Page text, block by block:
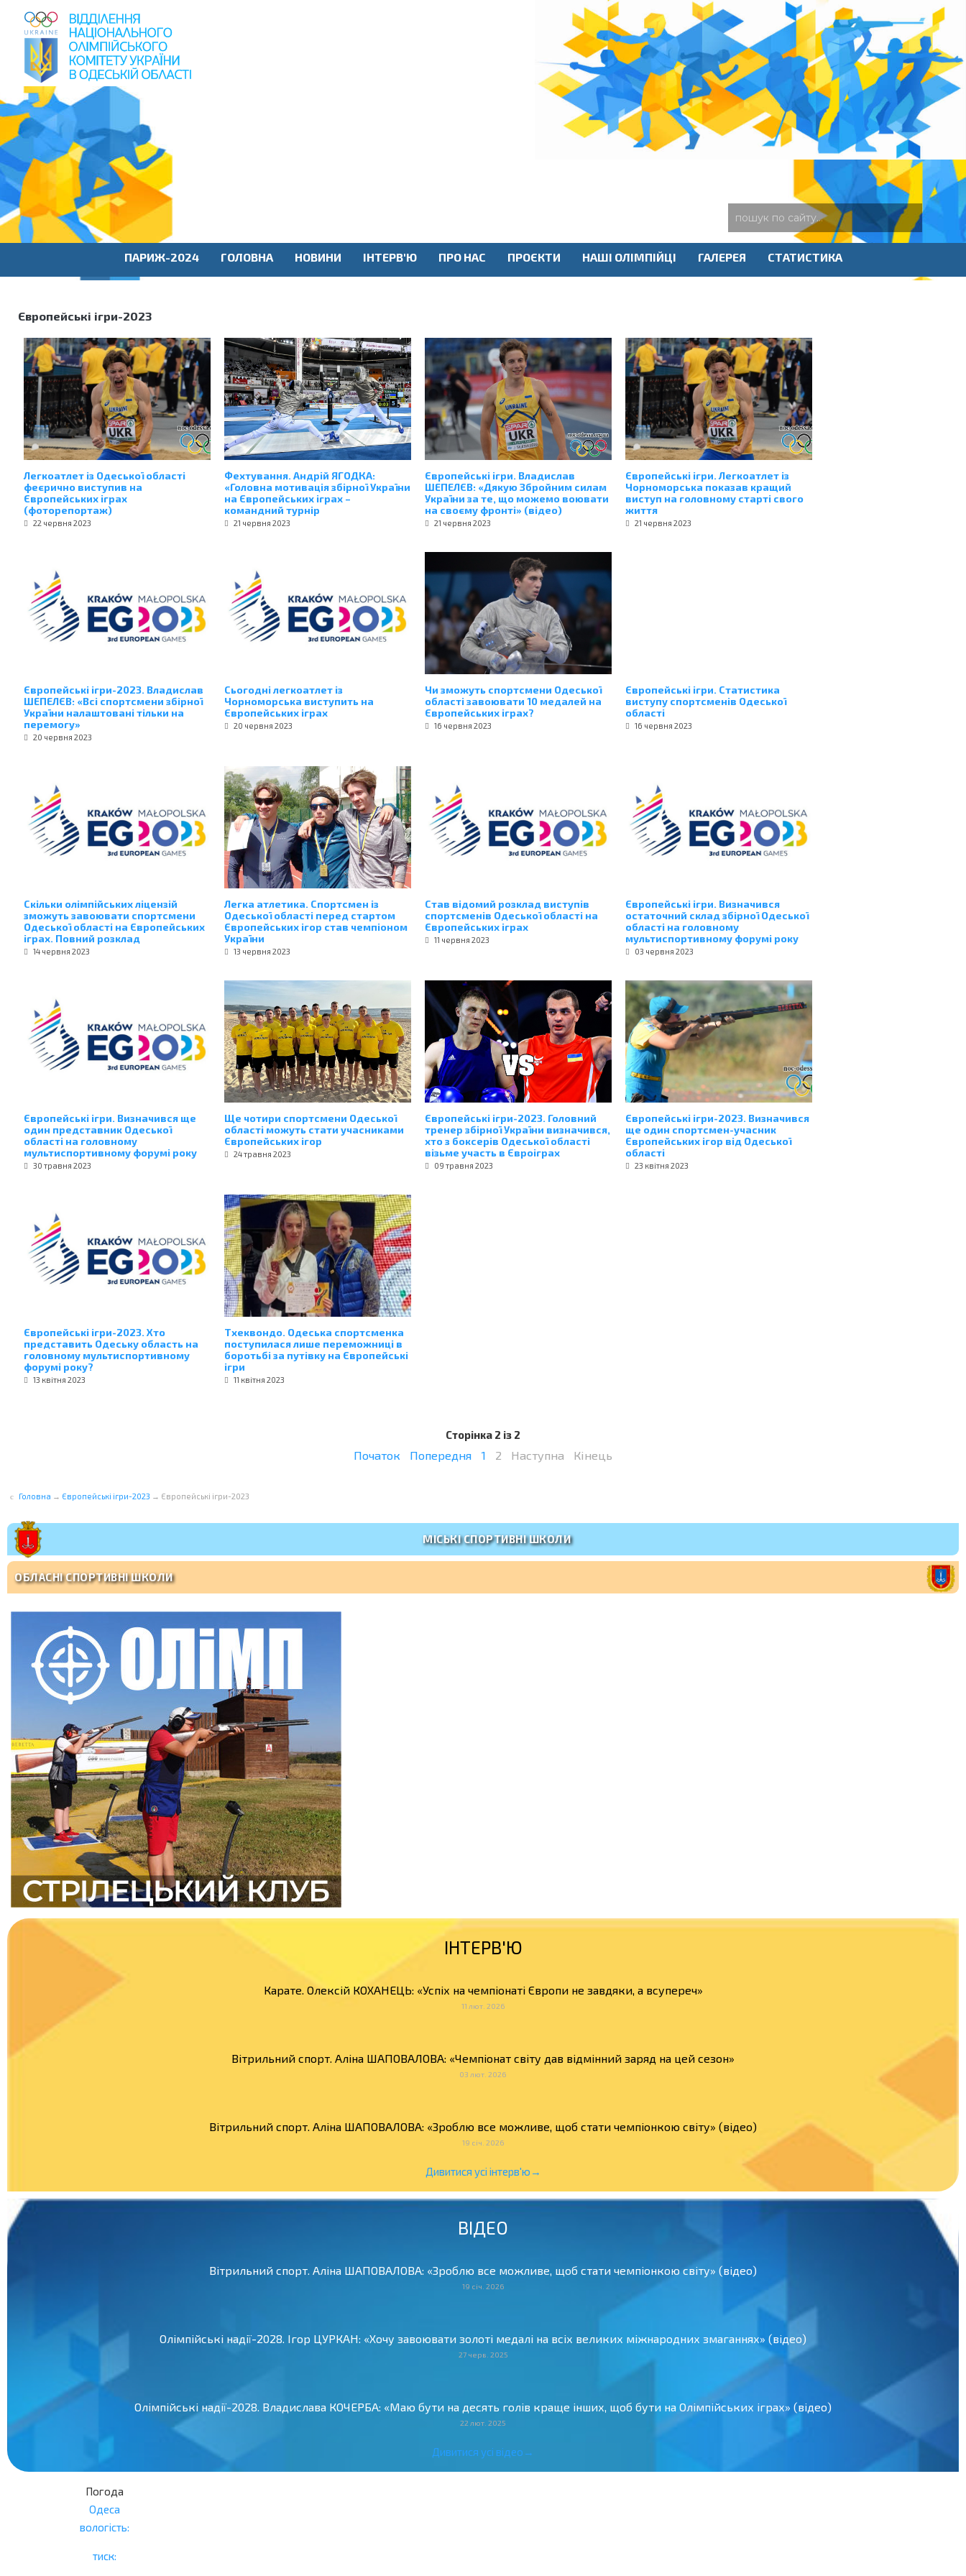
пошук
по
сайту
ПАРИЖ-2024 ГОЛОВНА НОВИНИ ІНТЕРВ'Ю ПРО НАС ПРОЄКТИ НАШІ ОЛІМПІЙЦІ ГАЛЕРЕЯ СТАТИСТИКА
Європейські ігри-2023
Легкоатлет із Одеської області
феєрично виступив на
Європейських іграх
(фоторепортаж)
22 червня 2023
Фехтування. Андрій ЯГОДКА:
«Головна мотивація збірної України
на Європейських іграх –
командний турнір
21 червня 2023
Європейські ігри. Владислав
ШЕПЕЛЄВ: «Дякую Збройним силам
України за те, що можемо воювати
на своєму фронті» (відео)
21 червня 2023
Європейські ігри. Легкоатлет із
Чорноморська показав кращий
виступ на головному старті свого
життя
21 червня 2023
Європейські ігри-2023. Владислав
ШЕПЕЛЄВ: «Всі спортсмени збірної
України налаштовані тільки на
перемогу»
20 червня 2023
Сьогодні легкоатлет із
Чорноморська виступить на
Європейських іграх
20 червня 2023
Чи зможуть спортсмени Одеської
області завоювати 10 медалей на
Європейських іграх?
16 червня 2023
Європейські ігри. Статистика
виступу спортсменів Одеської
області
16 червня 2023
Скільки олімпійських ліцензій
зможуть завоювати спортсмени
Одеської області на Європейських
іграх. Повний розклад
14 червня 2023
Легка атлетика. Спортсмен із
Одеської області перед стартом
Європейських ігор став чемпіоном
України
13 червня 2023
Став відомий розклад виступів
спортсменів Одеської області на
Європейських іграх
11 червня 2023
Європейські ігри. Визначився
остаточний склад збірної Одеської
області на головному
мультиспортивному форумі року
03 червня 2023
Європейські ігри. Визначився ще
один представник Одеської
області на головному
мультиспортивному форумі року
30 травня 2023
Ще чотири спортсмени Одеської
області можуть стати учасниками
Європейських ігор
24 травня 2023
Європейські ігри-2023. Головний
тренер збірної України визначився,
хто з боксерів Одеської області
візьме участь в Євроіграх
09 травня 2023
Європейські ігри-2023. Визначився
ще один спортсмен-учасник
Європейських ігор від Одеської
області
23 квітня 2023
Європейські ігри-2023. Хто
представить Одеську область на
головному мультиспортивному
форумі року?
13 квітня 2023
Тхеквондо. Одеська спортсменка
поступилася лише переможниці в
боротьбі за путівку на Європейські
ігри
11 квітня 2023
Сторінка 2 із 2
Початок Попередня 1 2 Наступна Кінець
Головна → Європейські ігри-2023 → Європейські ігри-2023
МІСЬКІ СПОРТИВНІ ШКОЛИ
ОБЛАСНІ СПОРТИВНІ ШКОЛИ
ІНТЕРВ'Ю
Карате. Олексій КОХАНЕЦЬ: «Успіх на чемпіонаті Європи не завдяки, а всупереч»
11 лют. 2026
Вітрильний спорт. Аліна ШАПОВАЛОВА: «Чемпіонат світу дав відмінний заряд на цей сезон»
03 лют. 2026
Вітрильний спорт. Аліна ШАПОВАЛОВА: «Зроблю все можливе, щоб стати чемпіонкою світу» (відео)
19 січ. 2026
Дивитися усі інтерв'ю→
ВІДЕО
Вітрильний спорт. Аліна ШАПОВАЛОВА: «Зроблю все можливе, щоб стати чемпіонкою світу» (відео)
19 січ. 2026
Олімпійські надії-2028. Ігор ЦУРКАН: «Хочу завоювати золоті медалі на всіх великих міжнародних змаганнях» (відео)
27 черв. 2025
Олімпійські надії-2028. Владислава КОЧЕРБА: «Маю бути на десять голів краще інших, щоб бути на Олімпійських іграх» (відео)
22 лют. 2025
Дивитися усі відео→
Погода
Одеса
вологість:
тиск: